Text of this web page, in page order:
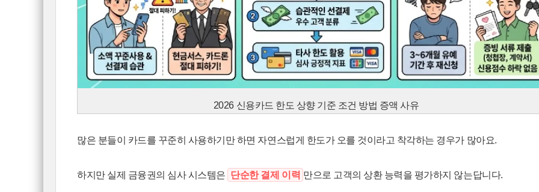
2026 신용카드 한도 상향 기준 조건 방법 증액 사유
많은 분들이 카드를 꾸준히 사용하기만 하면 자연스럽게 한도가 오를 것이라고 착각하는 경우가 많아요.
하지만 실제 금융권의 심사 시스템은 단순한 결제 이력 만으로 고객의 상환 능력을 평가하지 않는답니다.